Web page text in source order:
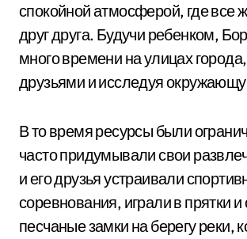
спокойной атмосферой, где все
друг друга. Будучи ребенком,
много времени на улицах
друзьями и исследуя
В то время ресурсы были
часто придумывали свои
и его друзья устраивали
соревнования, играли в прятки и
песчаные замки на берегу реки,